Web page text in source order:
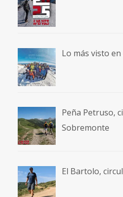
Lo más visto en
Peña Petruso,
Sobremonte
El Bartolo,